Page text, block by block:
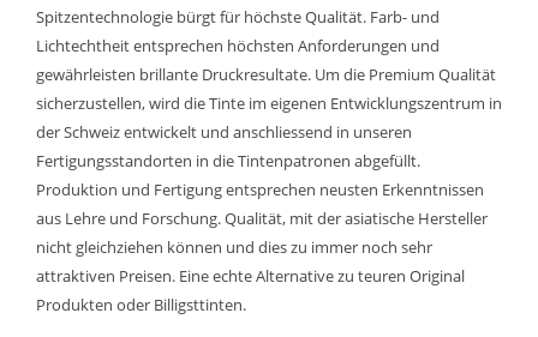
Spitzentechnologie bürgt für höchste Qualität. Farb- und
Lichtechtheit entsprechen höchsten Anforderungen und
gewährleisten brillante Druckresultate. Um die Premium Qualität
sicherzustellen, wird die Tinte im eigenen Entwicklungszentrum in
der Schweiz entwickelt und anschliessend in unseren
Fertigungsstandorten in die Tintenpatronen abgefüllt.
Produktion und Fertigung entsprechen neusten Erkenntnissen
aus Lehre und Forschung. Qualität, mit der asiatische Hersteller
nicht gleichziehen können und dies zu immer noch sehr
attraktiven Preisen. Eine echte Alternative zu teuren Original
Produkten oder Billigsttinten.